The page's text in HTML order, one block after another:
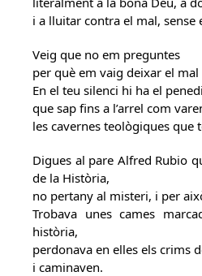
i a lluitar contra el mal, sense
Veig que no em preguntes
per què em vaig deixar el mal
En el teu silenci hi ha el
que sap fins a l’arrel com
les cavernes teològiques que
Digues al pare Alfred Rubio
de la Història,
no pertany al misteri, i per
Trobava unes cames
història,
perdonava en elles els crims
i caminaven.